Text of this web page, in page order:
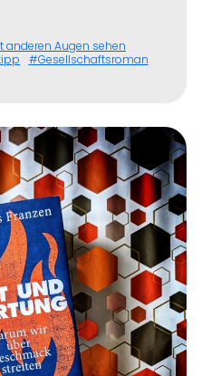
anderen Augen sehen
Gesellschaftsroman